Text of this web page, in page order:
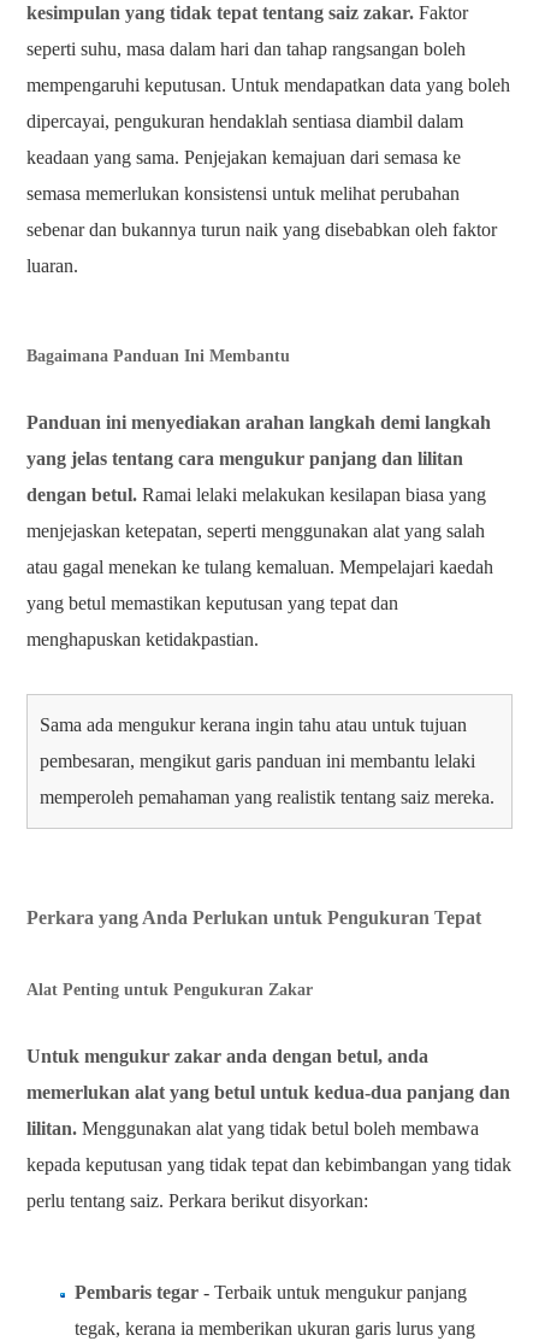
kesimpulan yang tidak tepat tentang saiz zakar. Faktor
seperti suhu, masa dalam hari dan tahap rangsangan boleh
mempengaruhi keputusan. Untuk mendapatkan data yang boleh
dipercayai, pengukuran hendaklah sentiasa diambil dalam
keadaan yang sama. Penjejakan kemajuan dari semasa ke
semasa memerlukan konsistensi untuk melihat perubahan
sebenar dan bukannya turun naik yang disebabkan oleh faktor
luaran.
Bagaimana Panduan Ini Membantu
Panduan ini menyediakan arahan langkah demi langkah
yang jelas tentang cara mengukur panjang dan lilitan
dengan betul. Ramai lelaki melakukan kesilapan biasa yang
menjejaskan ketepatan, seperti menggunakan alat yang salah
atau gagal menekan ke tulang kemaluan. Mempelajari kaedah
yang betul memastikan keputusan yang tepat dan
menghapuskan ketidakpastian.
Sama ada mengukur kerana ingin tahu atau untuk tujuan
pembesaran, mengikut garis panduan ini membantu lelaki
memperoleh pemahaman yang realistik tentang saiz mereka.
Perkara yang Anda Perlukan untuk Pengukuran Tepat
Alat Penting untuk Pengukuran Zakar
Untuk mengukur zakar anda dengan betul, anda
memerlukan alat yang betul untuk kedua-dua panjang dan
lilitan. Menggunakan alat yang tidak betul boleh membawa
kepada keputusan yang tidak tepat dan kebimbangan yang tidak
perlu tentang saiz. Perkara berikut disyorkan:
Pembaris tegar - Terbaik untuk mengukur panjang
tegak, kerana ia memberikan ukuran garis lurus yang